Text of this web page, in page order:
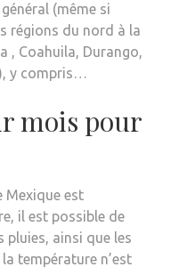
(même si
régions du nord à la
, Coahuila, Durango,
y compris…
mois pour
Mexique est
il est possible de
pluies, ainsi que les
température n’est